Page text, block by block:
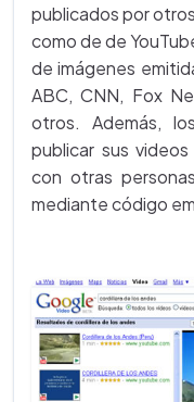
publicados por
como de de
de imágenes
ABC, CNN, Fox
otros. Además,
publicar sus
con otras
mediante código